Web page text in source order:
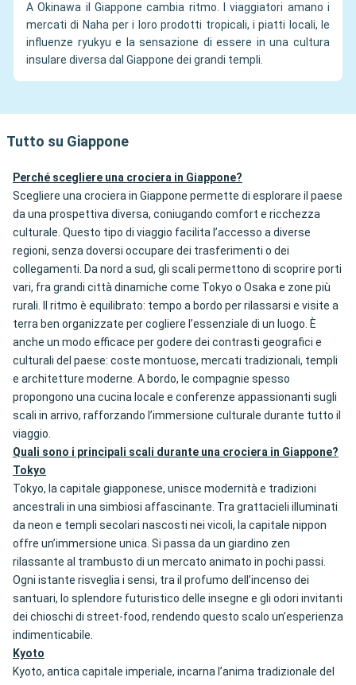
A Okinawa il Giappone cambia ritmo. I viaggiatori amano i
mercati di Naha per i loro prodotti tropicali, i piatti locali, le
influenze ryukyu e la sensazione di essere in una cultura
insulare diversa dal Giappone dei grandi templi.
Tutto su Giappone
Perché scegliere una crociera in Giappone?
Scegliere una crociera in Giappone permette di esplorare il paese
da una prospettiva diversa, coniugando comfort e ricchezza
culturale. Questo tipo di viaggio facilita l’accesso a diverse
regioni, senza doversi occupare dei trasferimenti o dei
collegamenti. Da nord a sud, gli scali permettono di scoprire porti
vari, fra grandi città dinamiche come Tokyo o Osaka e zone più
rurali. Il ritmo è equilibrato: tempo a bordo per rilassarsi e visite a
terra ben organizzate per cogliere l’essenziale di un luogo. È
anche un modo efficace per godere dei contrasti geografici e
culturali del paese: coste montuose, mercati tradizionali, templi
e architetture moderne. A bordo, le compagnie spesso
propongono una cucina locale e conferenze appassionanti sugli
scali in arrivo, rafforzando l’immersione culturale durante tutto il
viaggio.
Quali sono i principali scali durante una crociera in Giappone?
Tokyo
Tokyo, la capitale giapponese, unisce modernità e tradizioni
ancestrali in una simbiosi affascinante. Tra grattacieli illuminati
da neon e templi secolari nascosti nei vicoli, la capitale nippon
offre un’immersione unica. Si passa da un giardino zen
rilassante al trambusto di un mercato animato in pochi passi.
Ogni istante risveglia i sensi, tra il profumo dell’incenso dei
santuari, lo splendore futuristico delle insegne e gli odori invitanti
dei chioschi di street-food, rendendo questo scalo un’esperienza
indimenticabile.
Kyoto
Kyoto, antica capitale imperiale, incarna l’anima tradizionale del